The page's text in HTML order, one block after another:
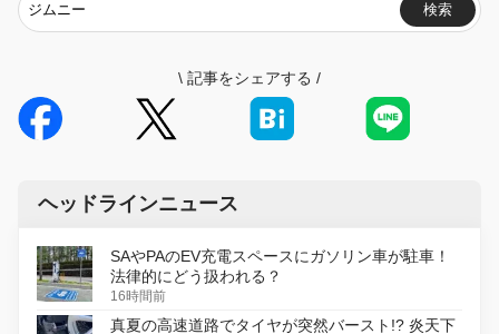
検索
\ 記事をシェアする /
ヘッドラインニュース
SAやPAのEV充電スペースにガソリン車が駐車！
法律的にどう扱われる？
16時間前
真夏の高速道路でタイヤが突然バースト!? 炎天下